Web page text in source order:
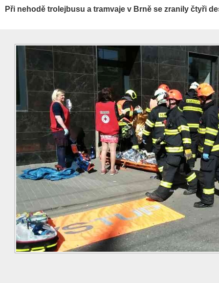
Při nehodě trolejbusu a tramvaje v Brně se zranily čtyři